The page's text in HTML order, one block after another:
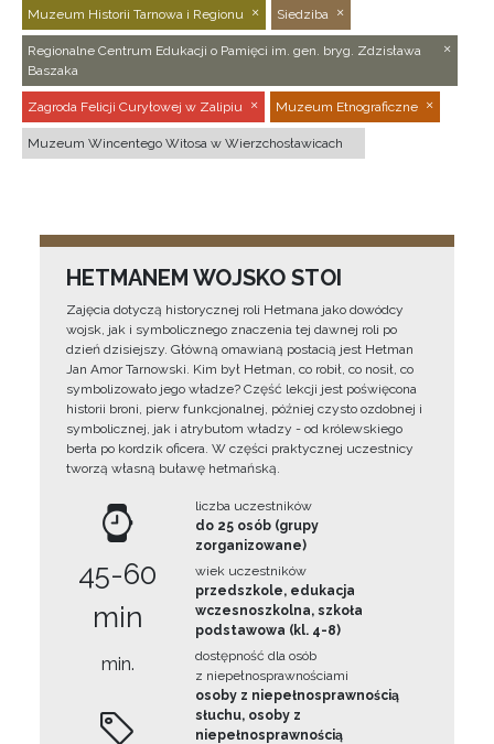
Muzeum Historii Tarnowa i Regionu Siedziba
Regionalne Centrum Edukacji o Pamięci im. gen. bryg. Zdzisława
Baszaka
Zagroda Felicji Curyłowej w Zalipiu Muzeum Etnograficzne
Muzeum Wincentego Witosa w Wierzchosławicach
HETMANEM WOJSKO STOI
Zajęcia dotyczą historycznej roli Hetmana jako dowódcy
wojsk, jak i symbolicznego znaczenia tej dawnej roli po
dzień dzisiejszy. Główną omawianą postacią jest Hetman
Jan Amor Tarnowski. Kim był Hetman, co robił, co nosił, co
symbolizowało jego władze? Część lekcji jest poświęcona
historii broni, pierw funkcjonalnej, później czysto ozdobnej i
symbolicznej, jak i atrybutom władzy - od królewskiego
berła po kordzik oficera. W części praktycznej uczestnicy
tworzą własną buławę hetmańską.
45-60
min
min.
liczba uczestników
do 25 osób (grupy
zorganizowane)
wiek uczestników
przedszkole, edukacja
wczesnoszkolna, szkoła
podstawowa (kl. 4-8)
dostępność dla osób
z niepełnosprawnościami
osoby z niepełnosprawnością
słuchu, osoby z
niepełnosprawnością